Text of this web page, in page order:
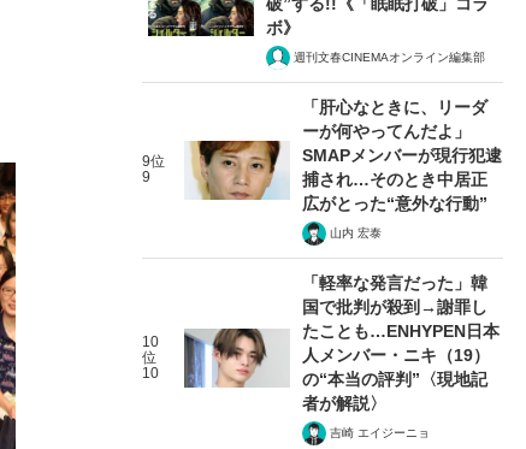
ボ》
週刊文春CINEMAオンライン編集部
9位
9
「肝心なときに、リーダ
ーが何やってんだよ」
SMAPメンバーが現行犯逮
捕され…そのとき中居正
広がとった“意外な行動”
山内 宏泰
10
位
10
「軽率な発言だった」韓
国で批判が殺到→謝罪し
たことも…ENHYPEN日本
人メンバー・ニキ（19）
の“本当の評判”〈現地記
者が解説〉
吉崎 エイジーニョ